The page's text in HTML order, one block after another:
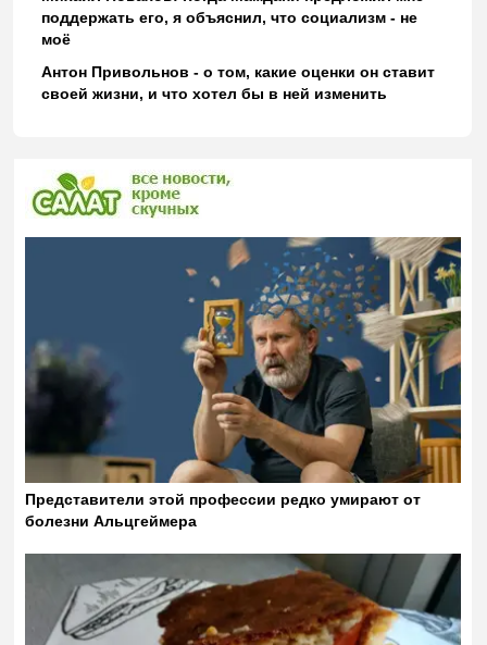
поддержать его, я объяснил, что социализм - не
моё
Антон Привольнов - о том, какие оценки он ставит
своей жизни, и что хотел бы в ней изменить